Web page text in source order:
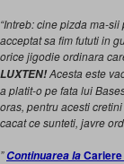
“Intreb: cine pizda ma-
acceptat sa fim fututi in
orice jigodie ordinara
LUXTEN!Acesta este
a platit-o pe fata lui
oras, pentru acesti
cacat ce sunteti, javre
”Continuarea la